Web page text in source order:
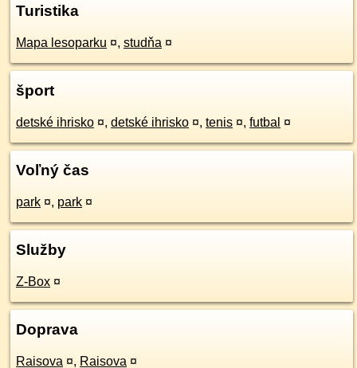
Turistika
Mapa lesoparku ¤, studňa ¤
šport
detské ihrisko ¤, detské ihrisko ¤, tenis ¤, futbal ¤
Voľný čas
park ¤, park ¤
Služby
Z-Box ¤
Doprava
Raisova ¤, Raisova ¤